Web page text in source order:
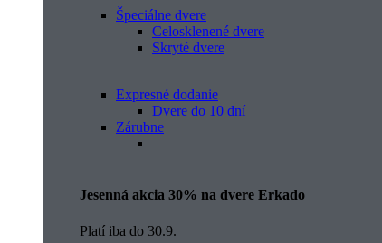
Špeciálne dvere
Celosklenené dvere
Skryté dvere
Expresné dodanie
Dvere do 10 dní
Zárubne
Jesenná akcia 30% na dvere Erkado
Platí iba do 30.9.